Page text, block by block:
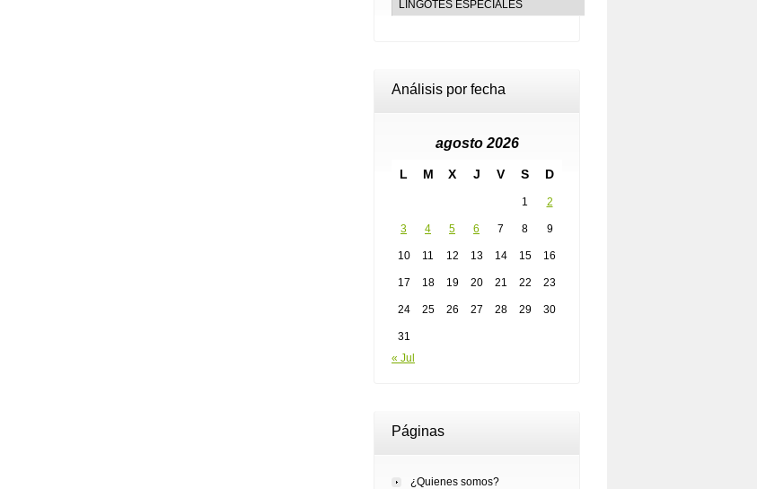
Análisis por fecha
agosto 2026
L M X J V S D
1 2
3 4 5 6 7 8 9
10 11 12 13 14 15 16
17 18 19 20 21 22 23
24 25 26 27 28 29 30
31
« Jul
Páginas
¿Quienes somos?